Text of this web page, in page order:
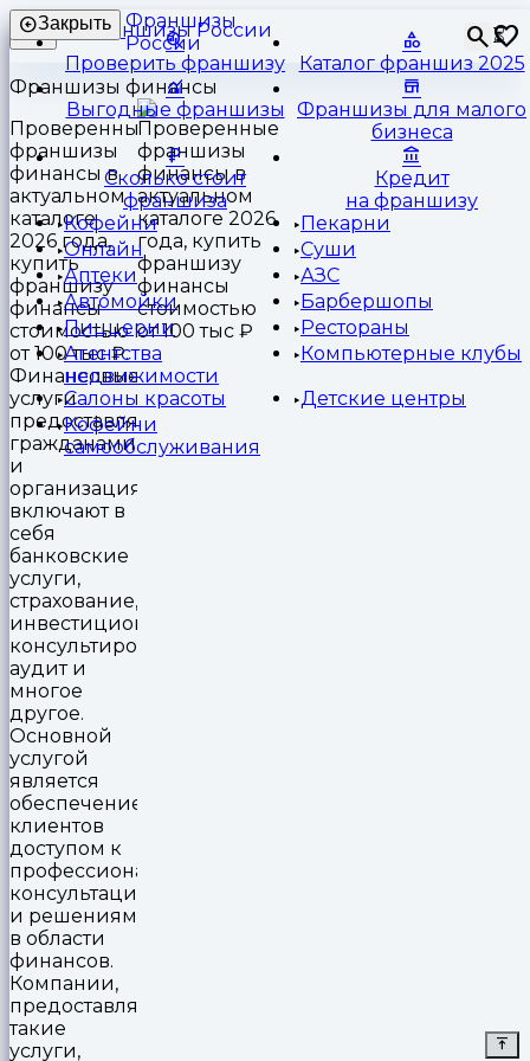
Франшизы
России
⏳
Закрыть
Проверить франшизу Каталог франшиз 2025
Выгодные франшизы
Франшизы для малого
бизнеса
Сколько стоит
франшиза
Кредит
на франшизу
Кофейни
Пекарни
Онлайн
Суши
Аптеки
АЗС
Автомойки
Барбершопы
Пиццерии
Рестораны
Агентства
недвижимости
Компьютерные клубы
Салоны красоты
Детские центры
Кофейни
самообслуживания
Франшизы финансы
Проверенные
франшизы
финансы в
актуальном
каталоге
2026 года,
купить
франшизу
финансы
стоимостью
от 100 тыс ₽.
Финансовые
услуги
предоставляются
гражданами
и
организациям,
включают в
себя
банковские
услуги,
страхование,
инвестиционное
консультирование,
аудит и
многое
другое.
Основной
услугой
является
обеспечение
клиентов
доступом к
профессиональным
консультациям
и решениям
в области
финансов.
Компании,
предоставляющие
такие
услуги,